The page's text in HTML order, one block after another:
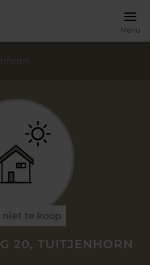
Menu
niet te koop
20, TUITJENHORN